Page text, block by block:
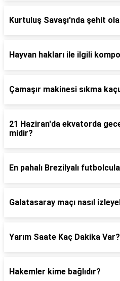
Kurtuluş Savaşı'nda şehit
Hayvan hakları ile ilgili
Çamaşır makinesi sıkma
21 Haziran'da ekvatorda
midir?
En pahalı Brezilyalı
Galatasaray maçı nasıl
Yarım Saate Kaç Dakika Var?
Hakemler kime bağlıdır?